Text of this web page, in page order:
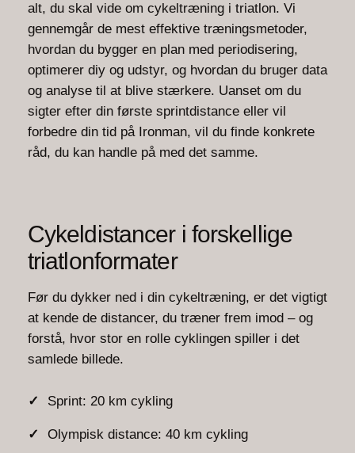
alt, du skal vide om cykeltræning i triatlon. Vi
gennemgår de mest effektive træningsmetoder,
hvordan du bygger en plan med periodisering,
optimerer diy og udstyr, og hvordan du bruger data
og analyse til at blive stærkere. Uanset om du
sigter efter din første sprintdistance eller vil
forbedre din tid på Ironman, vil du finde konkrete
råd, du kan handle på med det samme.
Cykeldistancer i forskellige
triatlonformater
Før du dykker ned i din cykeltræning, er det vigtigt
at kende de distancer, du træner frem imod – og
forstå, hvor stor en rolle cyklingen spiller i det
samlede billede.
Sprint: 20 km cykling
Olympisk distance: 40 km cykling